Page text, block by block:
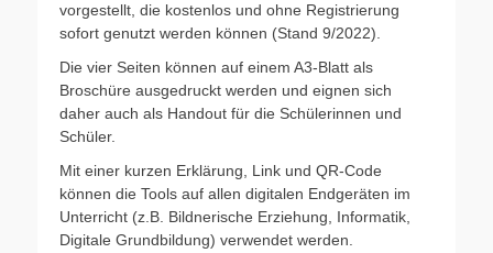
vorgestellt, die kostenlos und ohne Registrierung
sofort genutzt werden können (Stand 9/2022).
Die vier Seiten können auf einem A3-Blatt als
Broschüre ausgedruckt werden und eignen sich
daher auch als Handout für die Schülerinnen und
Schüler.
Mit einer kurzen Erklärung, Link und QR-Code
können die Tools auf allen digitalen Endgeräten im
Unterricht (z.B. Bildnerische Erziehung, Informatik,
Digitale Grundbildung) verwendet werden.